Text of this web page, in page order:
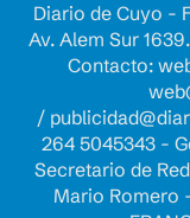
Diario de Cuyo -
Av. Alem Sur
Contacto:
/
264 5045343 -
Secretario de
Mario Romero